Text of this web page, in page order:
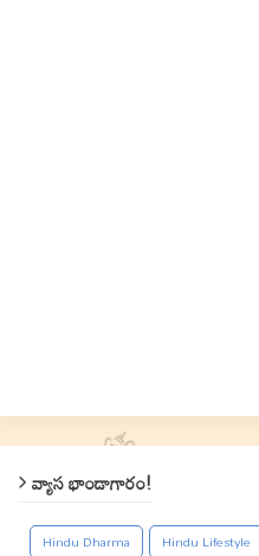
వ్యాస భాండాగారం!
Hindu Dharma Hindu Lifestyle